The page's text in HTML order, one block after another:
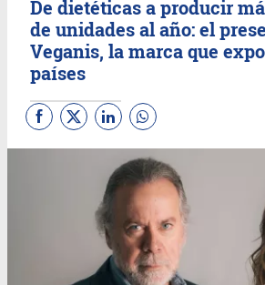
De dietéticas a producir
de unidades al año: el
Veganis, la marca que
países